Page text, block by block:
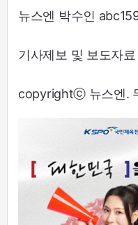
뉴스엔 박수인
기사제보 및 보도자
copyrightⓒ 뉴스엔.